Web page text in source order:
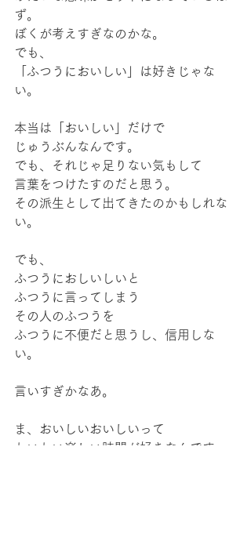
ず。
ぼくが考えすぎなのかな。
でも、
「ふつうにおいしい」は好きじゃな
い。
本当は「おいしい」だけで
じゅうぶんなんです。
でも、それじゃ足りない気もして
言葉をつけたすのだと思う。
その派生として出てきたのかもしれな
い。
でも、
ふつうにおしいしいと
ふつうに言ってしまう
その人のふつうを
ふつうに不便だと思うし、信用しな
い。
言いすぎかなあ。
ま、おいしいおいしいって
わいわい楽しい時間が好きなんです。